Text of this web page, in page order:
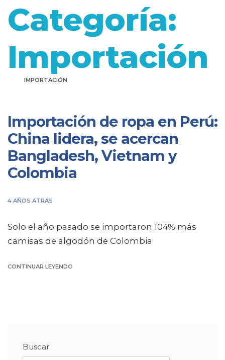
Categoría:
Importación
IMPORTACIÓN
Importación de ropa en Perú:
China lidera, se acercan
Bangladesh, Vietnam y
Colombia
4 AÑOS ATRÁS
Solo el año pasado se importaron 104% más
camisas de algodón de Colombia
CONTINUAR LEYENDO
Buscar